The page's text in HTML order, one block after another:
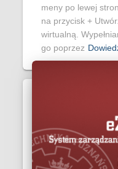
meny po lewej
na przycisk +
wirtualną.
go poprzez